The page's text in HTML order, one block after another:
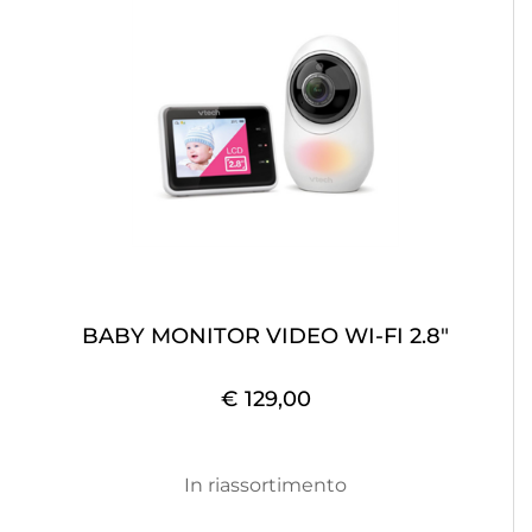
BABY MONITOR VIDEO WI-FI 2.8"
€ 129,00
In riassortimento